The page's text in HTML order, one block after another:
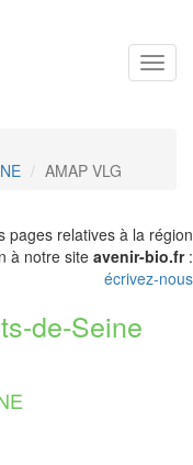
AMAP VLG
pages relatives à la région
à notre site avenir-bio.fr:
écrivez-nous
de-Seine